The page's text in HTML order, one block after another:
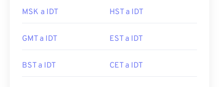
MSK a IDT HST a IDT
GMT a IDT EST a IDT
BST a IDT CET a IDT